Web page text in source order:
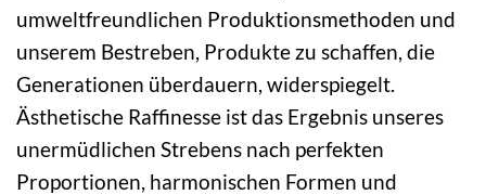
umweltfreundlichen Produktionsmethoden und
unserem Bestreben, Produkte zu schaffen, die
Generationen überdauern, widerspiegelt.
Ästhetische Raffinesse ist das Ergebnis unseres
unermüdlichen Strebens nach perfekten
Proportionen, harmonischen Formen und